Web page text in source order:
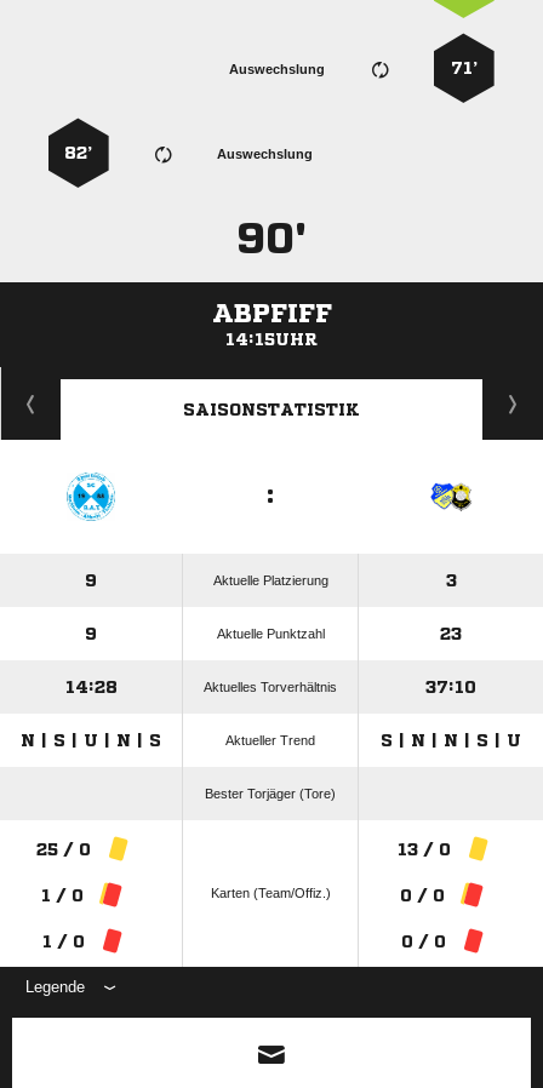
71’
Auswechslung
Auswechslung
82’
90'
ABPFIFF
14:15UHR
ANZEIGE
SAISONSTATISTIK
:
9 Aktuelle Platzierung 3
9 Aktuelle Punktzahl 23
14:28 Aktuelles Torverhältnis 37:10
N | S | U | N | S Aktueller Trend S | N | N | S | U
Bester Torjäger (Tore)
25 / 0
1 / 0
1 / 0
Karten (Team/Offiz.)
13 / 0
0 / 0
0 / 0
Legende
ANZEIGE